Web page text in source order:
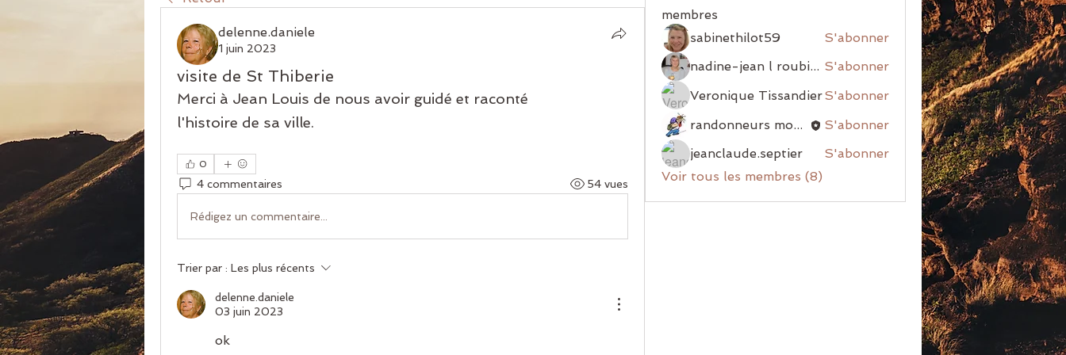
delenne.daniele
1 juin 2023
visite de St Thiberie
Merci à Jean Louis de nous avoir guidé et raconté
l'histoire de sa ville.
0
4 commentaires 54 vues
Rédigez un commentaire...
Trier par : Les plus récents
delenne.daniele
03 juin 2023
ok
membres
sabinethilot59
S'abonner
nadine-jean l roubiou S'abonner
Veronique TissandierS'abonner
randonneurs montblanais
S'abonner
jeanclaude.septier
S'abonner
Voir tous les membres (8)